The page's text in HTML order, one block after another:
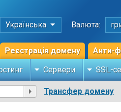
Українська Валюта:
Реєстрація домену Анти-
Сервери SSL-
Трансфер домену